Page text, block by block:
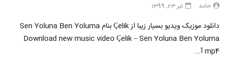
حامد تیر 23, 1399
دانلود موزیک ویدیو بسیار زیبا از Çelik بنام Sen Yoluna Ben Yoluma
Download new music video Çelik – Sen Yoluna Ben Yoluma
mp4 آ...